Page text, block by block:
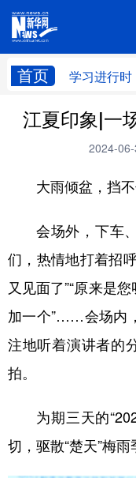
首页 学习进行时
学习进行时
台湾 思
文化 书
访谈
法律 中
食品
城市
彩票 娱
江夏印象|一
2024-
大雨倾盆，挡不
会场外，下车
们，热情地打着招
又见面了”“原来是
加一个”……会场内
注地听着演讲者的
拍。
为期三天的
切，驱散“楚天”梅雨